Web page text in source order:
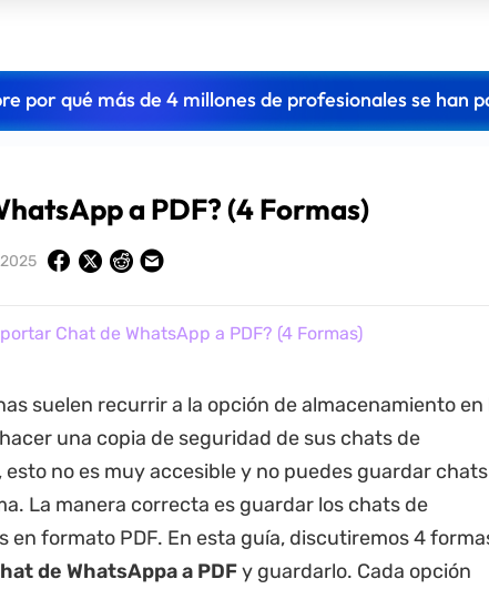
por qué más de 4 millones de profesionales se han
a PDF? (4 Formas)
Chat de WhatsApp a PDF? (4 Formas)
suelen recurrir a la opción de almacenamiento en
una copia de seguridad de sus chats de
esto no es muy accesible y no puedes guardar chats
La manera correcta es guardar los chats de
en formato PDF. En esta guía, discutiremos 4
de WhatsAppa a PDFy guardarlo. Cada opción